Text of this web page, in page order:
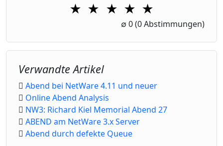
★ ★
2 Stars
★
3 Stars
★
4 Stars
★
5 Stars
∅ 0(0 Abstimmungen)
Verwandte Artikel
Abend bei NetWare 4.11 und neuer
Online Abend Analysis
NW3: Richard Kiel Memorial Abend 27
ABEND am NetWare 3.x Server
Abend durch defekte Queue